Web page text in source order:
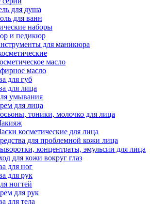
для душа
для ванн
наборы
и педикюр
для маникюра
масло
масло
для губ
для лица
умывания
для лица
тоники, молочко для лица
косметические для лица
для проблемной кожи лица
концентраты, эмульсии для лица
для кожи вокруг глаз
для ног
для рук
ногтей
для рук
для тела